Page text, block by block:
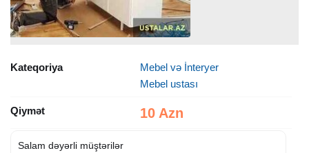
Kateqoriya
Mebel və İnteryer
Mebel ustası
Qiymət 10 Azn
Salam dəyərli müştərilər